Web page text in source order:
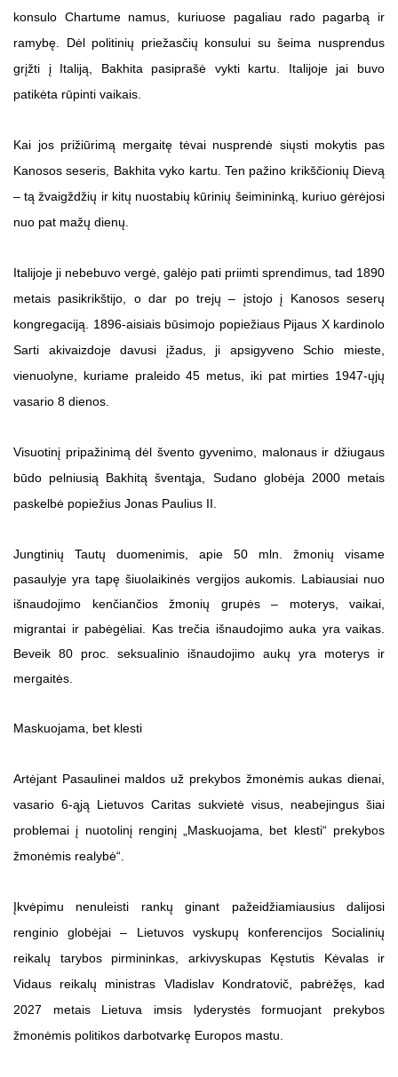
konsulo Chartume namus, kuriuose pagaliau rado pagarbą ir
ramybę. Dėl politinių priežasčių konsului su šeima nusprendus
grįžti į Italiją, Bakhita pasiprašė vykti kartu. Italijoje jai buvo
patikėta rūpinti vaikais.
Kai jos prižiūrimą mergaitę tėvai nusprendė siųsti mokytis pas
Kanosos seseris, Bakhita vyko kartu. Ten pažino krikščionių Dievą
– tą žvaigždžių ir kitų nuostabių kūrinių šeimininką, kuriuo gėrėjosi
nuo pat mažų dienų.
Italijoje ji nebebuvo vergė, galėjo pati priimti sprendimus, tad 1890
metais pasikrikštijo, o dar po trejų – įstojo į Kanosos seserų
kongregaciją. 1896-aisiais būsimojo popiežiaus Pijaus X kardinolo
Sarti akivaizdoje davusi įžadus, ji apsigyveno Schio mieste,
vienuolyne, kuriame praleido 45 metus, iki pat mirties 1947-ųjų
vasario 8 dienos.
Visuotinį pripažinimą dėl švento gyvenimo, malonaus ir džiugaus
būdo pelniusią Bakhitą šventąja, Sudano globėja 2000 metais
paskelbė popiežius Jonas Paulius II.
Jungtinių Tautų duomenimis, apie 50 mln. žmonių visame
pasaulyje yra tapę šiuolaikinės vergijos aukomis. Labiausiai nuo
išnaudojimo kenčiančios žmonių grupės – moterys, vaikai,
migrantai ir pabėgėliai. Kas trečia išnaudojimo auka yra vaikas.
Beveik 80 proc. seksualinio išnaudojimo aukų yra moterys ir
mergaitės.
Maskuojama, bet klesti
Artėjant Pasaulinei maldos už prekybos žmonėmis aukas dienai,
vasario 6-ąją Lietuvos Caritas sukvietė visus, neabejingus šiai
problemai į nuotolinį renginį „Maskuojama, bet klesti“ prekybos
žmonėmis realybė“.
Įkvėpimu nenuleisti rankų ginant pažeidžiamiausius dalijosi
renginio globėjai – Lietuvos vyskupų konferencijos Socialinių
reikalų tarybos pirmininkas, arkivyskupas Kęstutis Kėvalas ir
Vidaus reikalų ministras Vladislav Kondratovič, pabrėžęs, kad
2027 metais Lietuva imsis lyderystės formuojant prekybos
žmonėmis politikos darbotvarkę Europos mastu.